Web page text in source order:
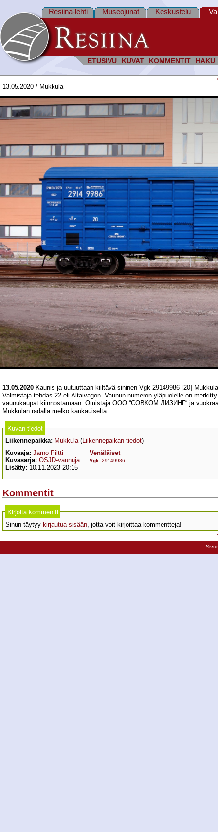
ETUSIVU KUVAT KOMMENTIT HAKU
Resiina-lehti Museojunat Keskustelu
13.05.2020 / Mukkula
13.05.2020 Kaunis ja uutuuttaan kiiltävä sininen Vgk 29149986 [20]
Valmistaja tehdas 22 eli Altaivagon. Vaunun numeron yläpuolelle on
vaunukaupat kiinnostamaan. Omistaja ООО “СОВКОМ ЛИЗИНГ“ ja
Mukkulan radalla melko kaukauiselta.
Kuvan tiedot
Liikennepaikka: Mukkula(Liikennepaikan tiedot)
Kuvaaja: Jarno Piltti
Kuvasarja: OSJD-vaunuja
Lisätty: 10.11.2023 20:15
Venäläiset
Vgk: 29149986
Kommentit
Kirjoita kommentti
Sinun täytyy kirjautua sisään , jotta voit kirjoittaa kommentteja!